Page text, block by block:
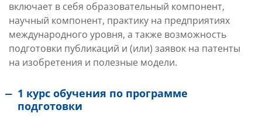
включает в себя образовательный компонент,
научный компонент, практику на предприятиях
международного уровня, а также возможность
подготовки публикаций и (или) заявок на патенты
на изобретения и полезные модели.
1 курс обучения по программе
подготовки